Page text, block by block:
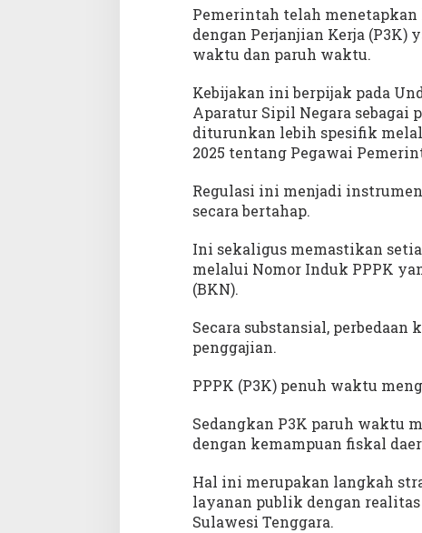
Pemerintah telah
dengan Perjanjian Kerja (P3K)
waktu dan paruh waktu.
Kebijakan ini berpijak pada
Aparatur Sipil Negara sebagai
diturunkan lebih spesifik
2025 tentang Pegawai
Regulasi ini menjadi
secara bertahap.
Ini sekaligus memastikan
melalui Nomor Induk PPPK
(BKN).
Secara substansial, perbedaan
penggajian.
PPPK (P3K) penuh waktu
Sedangkan P3K paruh waktu
dengan kemampuan fiskal
Hal ini merupakan langkah
layanan publik dengan
Sulawesi Tenggara.